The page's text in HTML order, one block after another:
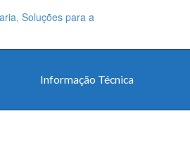
Informação Técnica